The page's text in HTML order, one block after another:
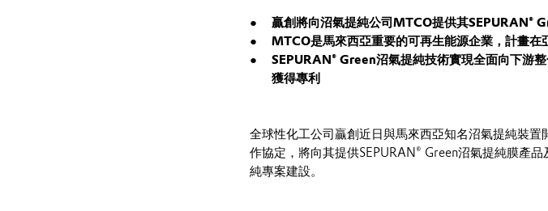
贏創將向沼氣提純公司MTCO提供其SEPURAN®
MTCO是馬來西亞重要的可再生能源企業，計畫在
SEPURAN® Green沼氣提純技術實現全面向下游
獲得專利
全球性化工公司贏創近日與馬來西亞知名沼氣提純裝
作協定，將向其提供SEPURAN® Green沼氣提純膜產
純專案建設。